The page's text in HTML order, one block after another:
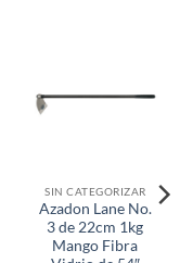
SIN CATEGORIZAR
Azadon Lane No.
3 de 22cm 1kg
Mango Fibra